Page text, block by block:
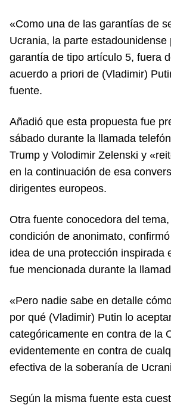
«Como una de las garantías de
Ucrania, la parte estadounidense
garantía de tipo artículo 5, fuera
acuerdo a priori de (Vladimir)
fuente.
Añadió que esta propuesta fue
sábado durante la llamada
Trump y Volodimir Zelenski y
en la continuación de esa
dirigentes europeos.
Otra fuente conocedora del
condición de anonimato,
idea de una protección inspirada
fue mencionada durante la
«Pero nadie sabe en detalle
por qué (Vladimir) Putin lo
categóricamente en contra de la
evidentemente en contra de
efectiva de la soberanía de
Según la misma fuente esta